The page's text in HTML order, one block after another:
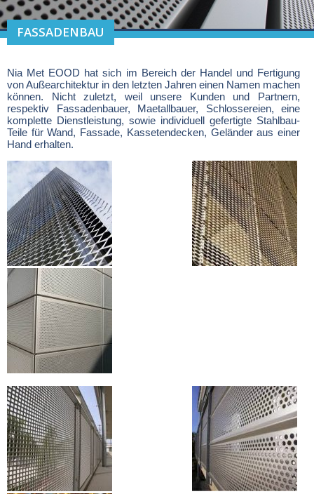
FASSADENBAU
Nia Met EOOD hat sich im Bereich der Handel und Fertigung
von Außearchitektur in den letzten Jahren einen Namen machen
können. Nicht zuletzt, weil unsere Kunden und Partnern,
respektiv Fassadenbauer, Maetallbauer, Schlossereien, eine
komplette Dienstleistung, sowie individuell gefertigte Stahlbau-
Teile für Wand, Fassade, Kassetendecken, Geländer aus einer
Hand erhalten.